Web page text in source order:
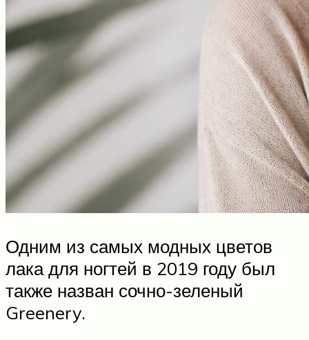
Одним из самых модных цветов
лака для ногтей в 2019 году был
также назван сочно-зеленый
Greenery.